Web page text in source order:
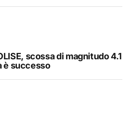
scossa di magnitudo 4.1
è successo